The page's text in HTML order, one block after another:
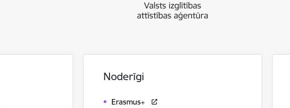
Noderīgi
Erasmus+